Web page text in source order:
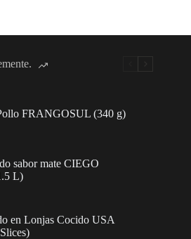
Sal
FRANGOSUL (340 g)
sabor mate CIEGO
L)
en Lonjas Cocido USA